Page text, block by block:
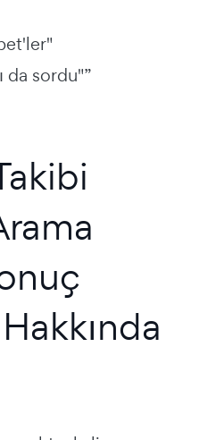
da sordu"”